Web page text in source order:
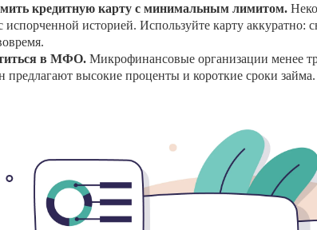
кредитную карту с минимальным лимитом.
испорченной историей. Используйте карту
в МФО. Микрофинансовые организации менее
предлагают высокие проценты и короткие сроки